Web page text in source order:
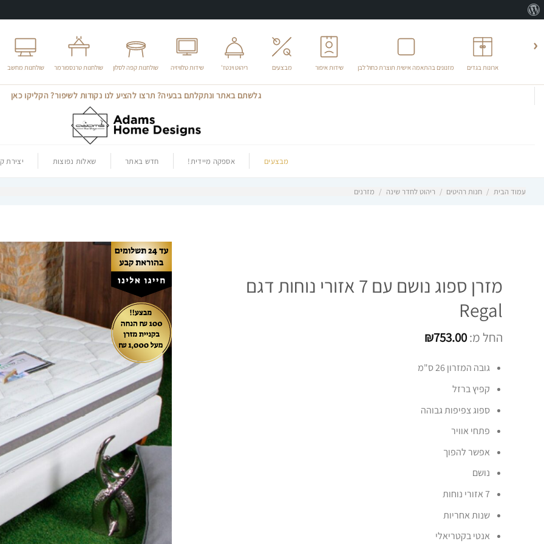
‹
ארונות בגדים מזנונים בהתאמה אישית תוצרת כחול לבן שידות איפור מבצעים ריהוט וינטז' שידות טלוויזיה שולחנות קפה לסלון שולחנות טרנספורמר שולחנות מחשב
לתוכן
גלשתם באתר ונתקלתם בבעיה? תרצו להציע לנו נקודות לשיפור? הקליקו כאן
מבצעים אספקה מיידית! חדש באתר שאלות נפוצות יצירת
עמוד הבית / חנות רהיטים / ריהוט לחדר שינה / מזרנים
מזרן ספוג נושם עם 7 אזורי נוחות דגם
Regal
החל מ: ₪753.00
גובה המזרון 26 ס"מ
קפיץ ברזל
ספוג צפיפות גבוהה
פתחי אוויר
אפשר להפוך
נושם
7 אזורי נוחות
שנות אחריות
אנטי בקטריאלי